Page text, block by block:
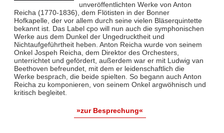
unveröffentlichten Werke von Anton
Reicha (1770-1836), dem Flötisten in der Bonner
Hofkapelle, der vor allem durch seine vielen Bläserquintette
bekannt ist. Das Label cpo will nun auch die symphonischen
Werke aus dem Dunkel der Ungedrucktheit und
Nichtaufgeführtheit heben. Anton Reicha wurde von seinem
Onkel Jospeh Reicha, dem Direktor des Orchesters,
unterrichtet und gefördert, außerdem war er mit Ludwig van
Beethoven befreundet, mit dem er leidenschaftlich die
Werke besprach, die beide spielten. So begann auch Anton
Reicha zu komponieren, von seinem Onkel argwöhnisch und
kritisch begleitet.
»zur Besprechung«